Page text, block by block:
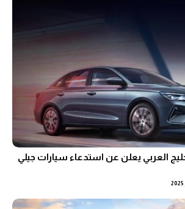
العربي يعلن عن استدعاء سيارات جيلي